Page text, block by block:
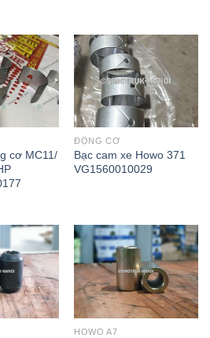
cơ MC11/
ĐỘNG CƠ
Bạc cam xe Howo 371
VG1560010029
HOWO A7